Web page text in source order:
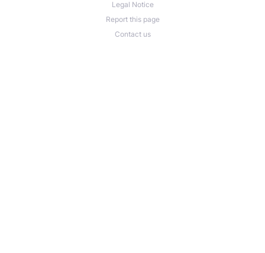
Legal Notice
Report this page
Contact us